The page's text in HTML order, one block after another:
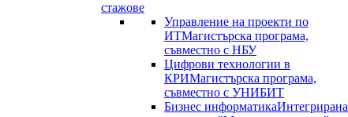
стажове
Управление на проекти по
ИТМагистърска програма,
съвместно с НБУ
Цифрови технологии в
КРИМагистърска програма,
съвместно с УНИБИТ
Бизнес информатикаИнтегрирана